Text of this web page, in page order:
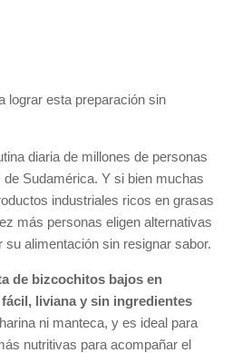
lograr esta preparación sin
diaria de millones de personas
Sudamérica. Y si bien muchas
industriales ricos en grasas
más personas eligen alternativas
alimentación sin resignar sabor.
de bizcochitos bajos en
fácil, liviana y sin ingredientes
ni manteca, y es ideal para
nutritivas para acompañar el